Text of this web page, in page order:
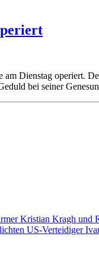
Dienstag operiert.
bei seiner
Kristian Kragh
US-Verteidiger